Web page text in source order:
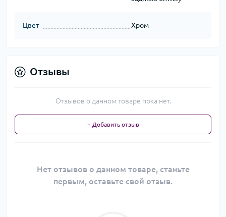
Цвет Хром
Отзывы
Отзывов о данном товаре пока нет.
+ Добавить отзыв
Нет отзывов о данном товаре, станьте
первым, оставьте свой отзыв.